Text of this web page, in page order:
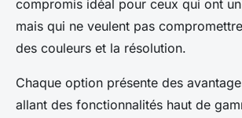
compromis idéal pour ceux qui ont
mais qui ne veulent pas
des couleurs et la résolution.
Chaque option présente des
allant des fonctionnalités haut de